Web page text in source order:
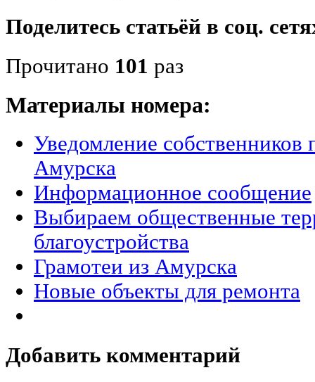
Поделитесь статьёй в соц.
Прочитано 101 раз
Материалы номера:
Уведомление
Амурска
Информационное сообщение
Выбираем общественные
благоустройства
Грамотеи из Амурска
Новые объекты для ремонта
Добавить комментарий